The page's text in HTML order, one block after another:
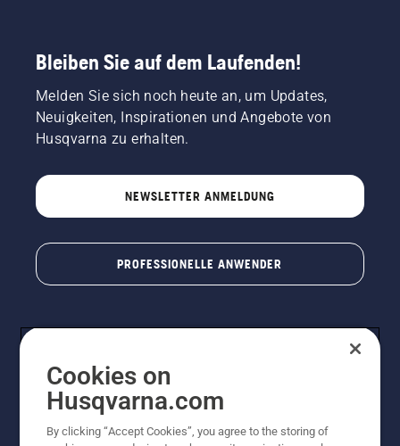
Bleiben Sie auf dem Laufenden!
Melden Sie sich noch heute an, um Updates,
Neuigkeiten, Inspirationen und Angebote von
Husqvarna zu erhalten.
NEWSLETTER ANMELDUNG
PROFESSIONELLE ANWENDER
Cookies on
Husqvarna.com
By clicking “Accept Cookies”, you agree to the storing of